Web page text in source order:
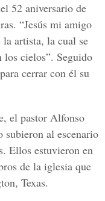
52 aniversario de
“Jesús mi amigo
artista, la cual se
los cielos”. Seguido
cerrar con él su
el pastor Alfonso
al escenario
Ellos estuvieron en
de la iglesia que
Texas.